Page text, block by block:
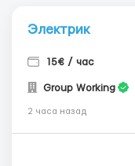
Электрик
15€ / час
Group Working
2 часа назад